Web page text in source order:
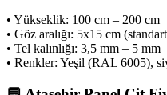
• Yükseklik: 100 cm – 200 cm
• Göz aralığı: 5x15 cm
• Tel kalınlığı: 3,5 mm – 5 mm
• Renkler: Yeşil (RAL 6005),